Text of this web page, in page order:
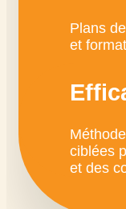
Plans
et
ciblées
et des